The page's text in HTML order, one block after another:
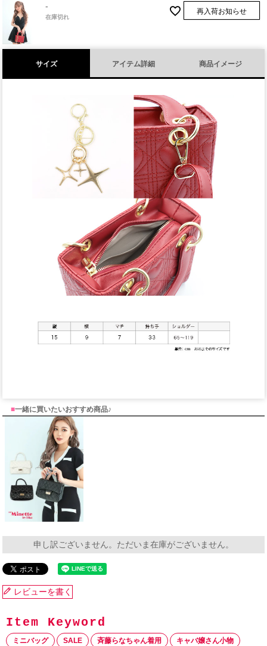
-
在庫切れ
再入荷お知らせ
サイズ アイテム詳細 商品イメージ
■一緒に買いたいおすすめ商品♪
申し訳ございません。ただいま在庫がございません。
レビューを書く
ミニバッグ SALE 斉藤らなちゃん着用 キャバ嬢さん小物